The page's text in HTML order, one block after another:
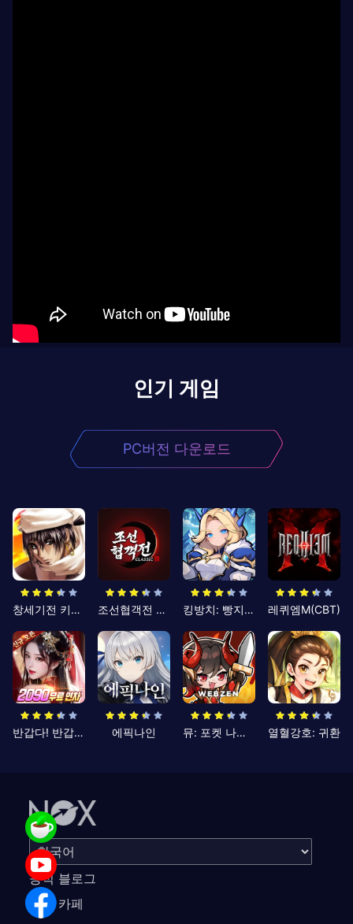
인기 게임
PC버전 다운로드
창세기전 키우기 조선협객전 클래식 킹방치: 빵지의 제왕 레퀴엠M(CBT)
반갑다! 반갑삼국지 에픽나인 뮤: 포켓 나이츠 열혈강호: 귀환
공식 블로그
공식 카페